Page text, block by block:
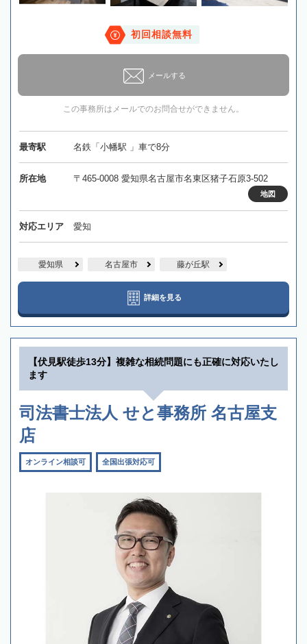
初回相談無料
メールする
この事務所はメールでのお問合せができません。
最寄駅 名鉄「小幡駅 」車で8分
所在地 〒465-0008 愛知県名古屋市名東区猪子石原3-502
地図
対応エリア 愛知
愛知県 名古屋市 藤が丘駅
詳細を見る
【伏見駅徒歩13分】複雑な相続問題にも正確に対応いたし
ます
司法書士法人 せと事務所 名古屋支
店
オンライン相談可 全国出張対応可